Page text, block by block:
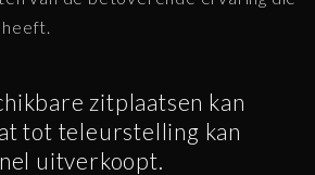
zitplaatsen kan
tot teleurstelling kan
uitverkoopt.